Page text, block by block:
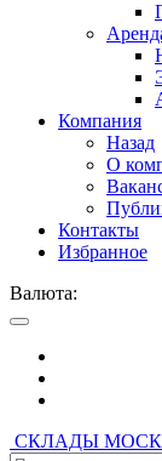
Компания
Назад
О
Контакты
Избранное
Валюта:
СКЛАДЫ